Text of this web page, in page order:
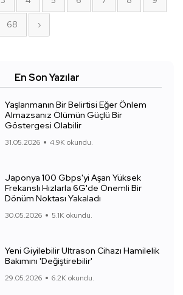
68 ›
En Son Yazılar
Yaşlanmanın Bir Belirtisi Eğer Önlem
Almazsanız Ölümün Güçlü Bir
Göstergesi Olabilir
31.05.2026 4.9K okundu.
Japonya 100 Gbps'yi Aşan Yüksek
Frekanslı Hızlarla 6G'de Önemli Bir
Dönüm Noktası Yakaladı
30.05.2026 5.1K okundu.
Yeni Giyilebilir Ultrason Cihazı Hamilelik
Bakımını 'Değiştirebilir'
29.05.2026 6.2K okundu.